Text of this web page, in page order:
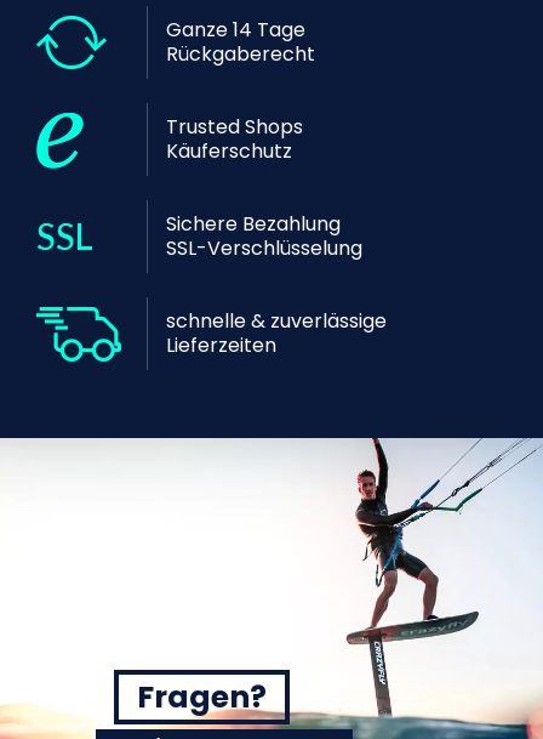
Ganze 14 Tage
Rückgaberecht
Trusted Shops
Käuferschutz
Sichere Bezahlung
SSL-Verschlüsselung
schnelle & zuverlässige
Lieferzeiten
Fragen?